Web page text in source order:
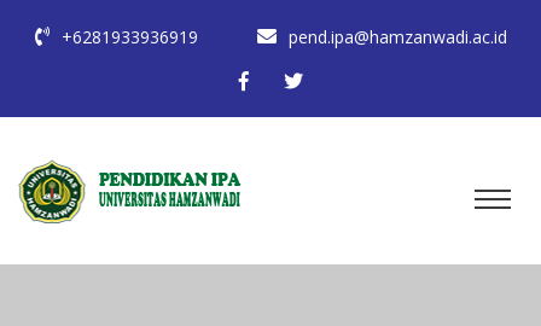
+6281933936919 pend.ipa@hamzanwadi.ac.id